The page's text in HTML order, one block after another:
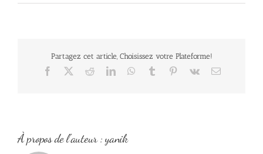
Partagez cet article, Choisissez votre Plateforme!
Facebook RedditLinkedInWhatsApp
Tumblr Pinterest
Vk Email
À propos de l'auteur :yanik